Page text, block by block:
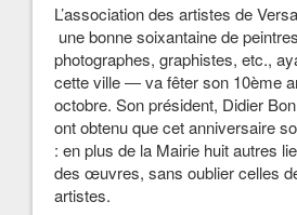
L’association des artistes de
une bonne soixantaine de
photographes, graphistes, etc.,
cette ville ― va fêter son 10ème
octobre. Son président, Didier
ont obtenu que cet anniversaire
: en plus de la Mairie huit autres
des œuvres, sans oublier celles
artistes.